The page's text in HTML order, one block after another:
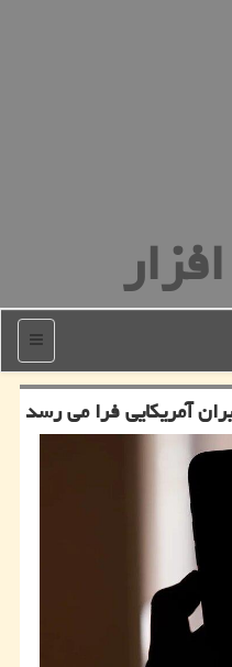
منو
آمریکایی فرا می رسد